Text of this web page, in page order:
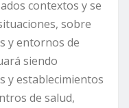
contextos y se
sobre
y entornos de
siendo
y establecimientos
de salud,